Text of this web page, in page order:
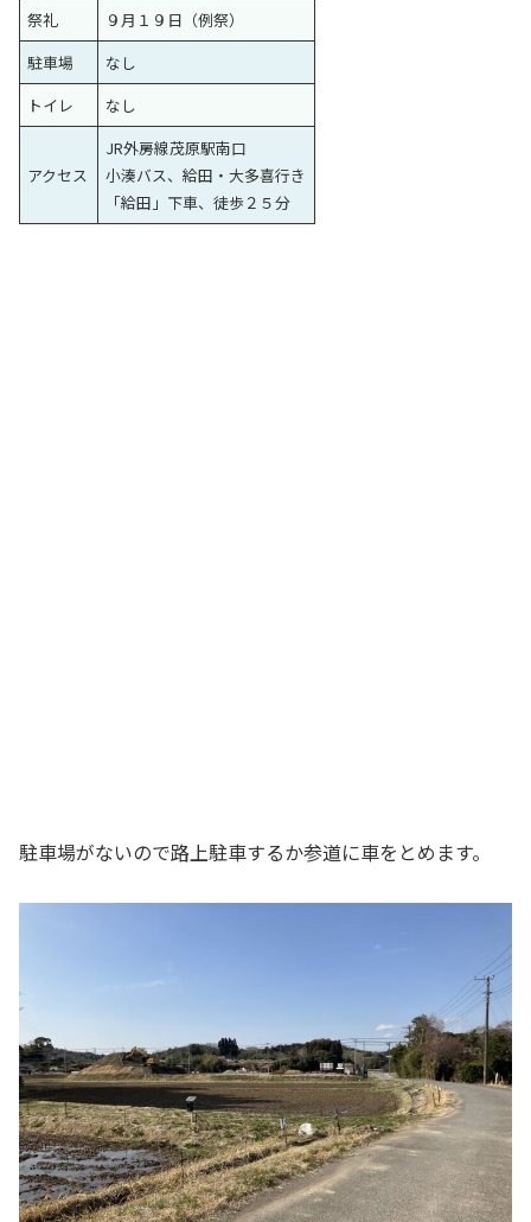
祭礼
９月１９日（例祭）
駐車場
なし
トイレ
なし
アクセス
JR外房線茂原駅南口
小湊バス、給田・大多喜行き
「給田」下車、徒歩２５分
駐車場がないので路上駐車するか参道に車をとめます。